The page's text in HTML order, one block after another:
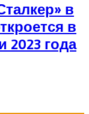
в
в
2023 года